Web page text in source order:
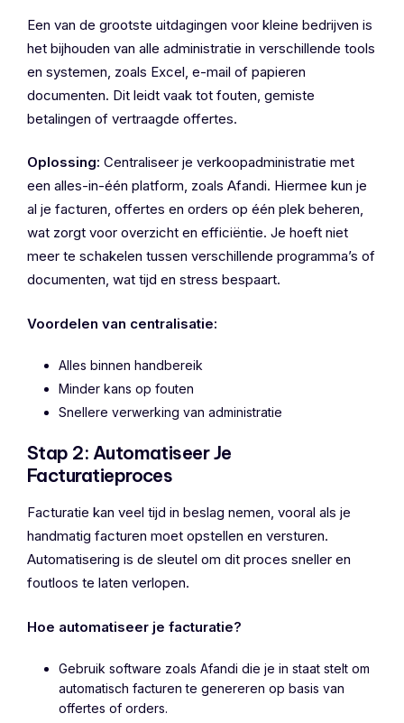
Een van de grootste uitdagingen voor kleine bedrijven is
het bijhouden van alle administratie in verschillende tools
en systemen, zoals Excel, e-mail of papieren
documenten. Dit leidt vaak tot fouten, gemiste
betalingen of vertraagde offertes.
Oplossing: Centraliseer je verkoopadministratie met
een alles-in-één platform, zoals Afandi. Hiermee kun je
al je facturen, offertes en orders op één plek beheren,
wat zorgt voor overzicht en efficiëntie. Je hoeft niet
meer te schakelen tussen verschillende programma’s of
documenten, wat tijd en stress bespaart.
Voordelen van centralisatie:
Alles binnen handbereik
Minder kans op fouten
Snellere verwerking van administratie
Stap 2: Automatiseer Je
Facturatieproces
Facturatie kan veel tijd in beslag nemen, vooral als je
handmatig facturen moet opstellen en versturen.
Automatisering is de sleutel om dit proces sneller en
foutloos te laten verlopen.
Hoe automatiseer je facturatie?
Gebruik software zoals Afandi die je in staat stelt om
automatisch facturen te genereren op basis van
offertes of orders.